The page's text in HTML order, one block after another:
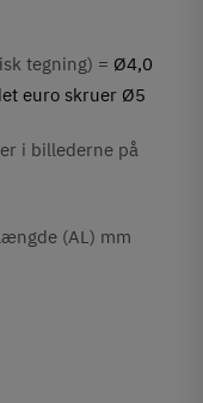
tegning) = Ø4,0
euro skruer Ø5
i billederne på
(AL) mm